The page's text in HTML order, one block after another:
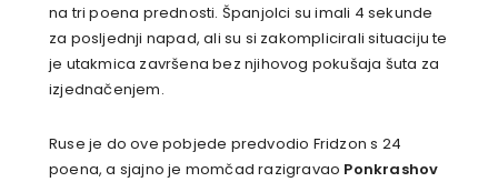
na tri poena prednosti. Španjolci su imali 4 sekunde
za posljednji napad, ali su si zakomplicirali situaciju te
je utakmica završena bez njihovog pokušaja šuta za
izjednačenjem.
Ruse je do ove pobjede predvodio Fridzon s 24
poena, a sjajno je momčad razigravao Ponkrashov